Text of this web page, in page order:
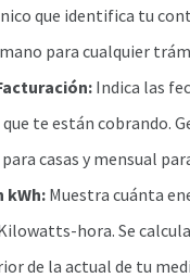
que identifica tu
para cualquier
Indica las
te están cobrando.
casas y mensual
kWh: Muestra cuánta
hora. Se
de la actual de tu